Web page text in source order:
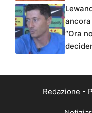
“Ora
Redazione -